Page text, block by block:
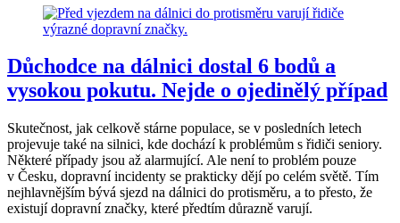
Důchodce na dálnici dostal 6 bodů a
vysokou pokutu. Nejde o ojedinělý případ
Skutečnost, jak celkově stárne populace, se v posledních letech
projevuje také na silnici, kde dochází k problémům s řidiči seniory.
Některé případy jsou až alarmující. Ale není to problém pouze
v Česku, dopravní incidenty se prakticky dějí po celém světě. Tím
nejhlavnějším bývá sjezd na dálnici do protisměru, a to přesto, že
existují dopravní značky, které předtím důrazně varují.